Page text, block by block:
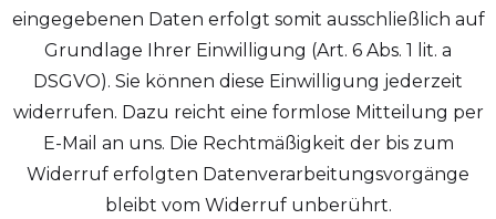
eingegebenen Daten erfolgt somit ausschließlich auf
Grundlage Ihrer Einwilligung (Art. 6 Abs. 1 lit. a
DSGVO). Sie können diese Einwilligung jederzeit
widerrufen. Dazu reicht eine formlose Mitteilung per
E-Mail an uns. Die Rechtmäßigkeit der bis zum
Widerruf erfolgten Datenverarbeitungsvorgänge
bleibt vom Widerruf unberührt.